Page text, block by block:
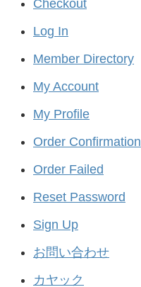
Checkout
Log In
Member Directory
My Account
My Profile
Order Confirmation
Order Failed
Reset Password
Sign Up
お問い合わせ
カヤック